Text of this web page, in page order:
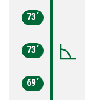
73´
73´
69´